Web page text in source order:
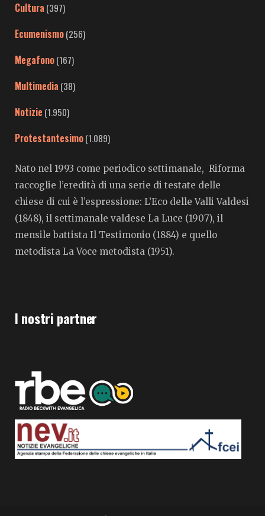
Cultura (397)
Ecumenismo(256)
Megafono(167)
Multimedia (38)
Notizie (1.950)
Protestantesimo(1.089)
Nato nel 1993 come periodico settimanale, Riforma
raccoglie l’eredità di una serie di testate delle
chiese di cui è l’espressione: L’Eco delle Valli Valdesi
(1848), il settimanale valdese La Luce (1907), il
mensile battista Il Testimonio (1884) e quello
metodista La Voce metodista (1951).
I nostri partner